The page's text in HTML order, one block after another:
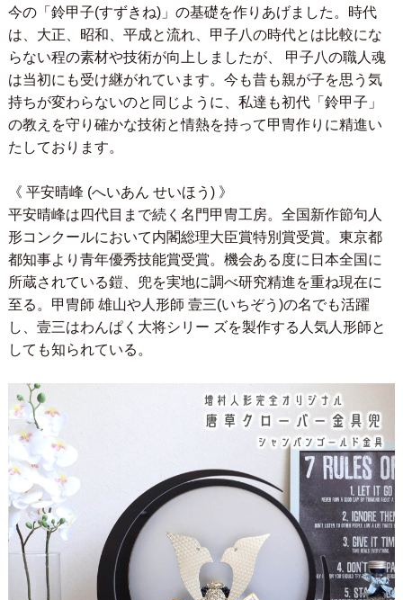
今の「鈴甲子(すずきね)」の基礎を作りあげました。時代
は、大正、昭和、平成と流れ、甲子八の時代とは比較にな
らない程の素材や技術が向上しましたが、 甲子八の職人魂
は当初にも受け継がれています。今も昔も親が子を思う気
持ちが変わらないのと同じように、私達も初代「鈴甲子」
の教えを守り確かな技術と情熱を持って甲冑作りに精進い
たしております。
《 平安晴峰 (へいあん せいほう) 》
平安晴峰は四代目まで続く名門甲冑工房。全国新作節句人
形コンクールにおいて内閣総理大臣賞特別賞受賞。東京都
都知事より青年優秀技能賞受賞。機会ある度に日本全国に
所蔵されている鎧、兜を実地に調べ研究精進を重ね現在に
至る。甲冑師 雄山や人形師 壹三(いちぞう)の名でも活躍
し、壹三はわんぱく大将シリー ズを製作する人気人形師と
しても知られている。